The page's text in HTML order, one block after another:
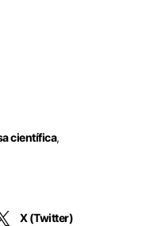
científica,
X (Twitter)